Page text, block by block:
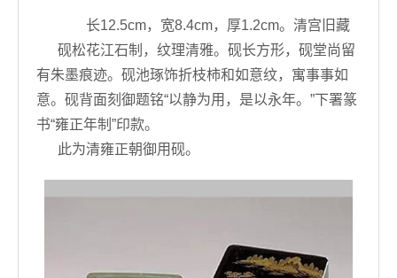
长12.5cm，宽8.4cm，厚1.2cm。清宫旧藏
砚松花江石制，纹理清雅。砚长方形，砚堂尚留
有朱墨痕迹。砚池琢饰折枝柿和如意纹，寓事事如
意。砚背面刻御题铭“以静为用，是以永年。”下署篆
书“雍正年制”印款。
此为清雍正朝御用砚。